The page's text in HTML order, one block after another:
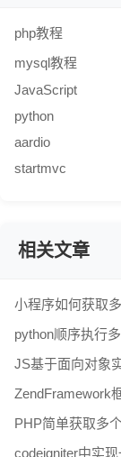
php教程
mysql教程
JavaScript
python
aardio
startmvc
相关文章
小程序如何获取
python顺序执行
JS基于面向对象
ZendFramework
PHP简单获取多
codeigniter中实